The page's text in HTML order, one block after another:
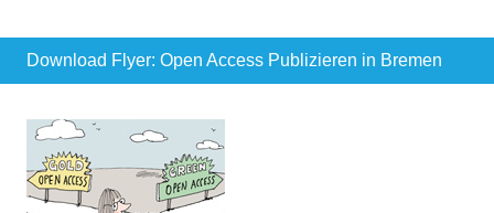
Download Flyer: Open Access Publizieren in Bremen